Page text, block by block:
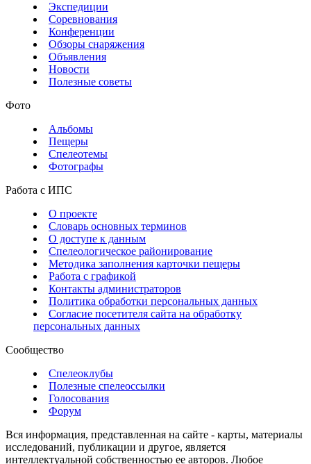
Экспедиции
Соревнования
Конференции
Обзоры снаряжения
Объявления
Новости
Полезные советы
Фото
Альбомы
Пещеры
Спелеотемы
Фотографы
Работа с ИПС
О проекте
Словарь основных терминов
О доступе к данным
Спелеологическое районирование
Методика заполнения карточки пещеры
Работа с графикой
Контакты администраторов
Политика обработки персональных данных
Согласие посетителя сайта на обработку
персональных данных
Сообщество
Спелеоклубы
Полезные спелеоссылки
Голосования
Форум
Вся информация, представленная на сайте - карты, материалы
исследований, публикации и другое, является
интеллектуальной собственностью ее авторов. Любое